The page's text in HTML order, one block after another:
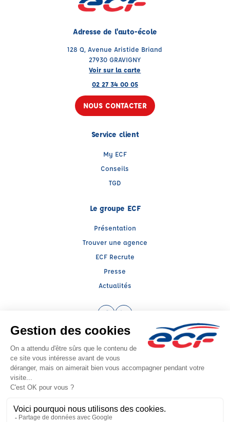
Adresse de l'auto-école
128 Q, Avenue Aristide Briand
27930 GRAVIGNY
Voir sur la carte
02 27 34 00 05
NOUS CONTACTER
Service client
My ECF
Conseils
TGD
Le groupe ECF
Présentation
Trouver une agence
ECF Recrute
Presse
Actualités
Facebook (nouvelle fenêtre)
LinkedIn (nouvelle fenêtre)
Raison sociale : EURL COTARD ENTREPRISES - Capital social: 15000€
SIREN: 488117722 - Numéro de TVA intracommunautaire: FR 50 488117722
Agrément n°E2702700010
Siège social : 2713, Boulevard de Stalingrad , LE GRAND QUEVILLY (76120) -